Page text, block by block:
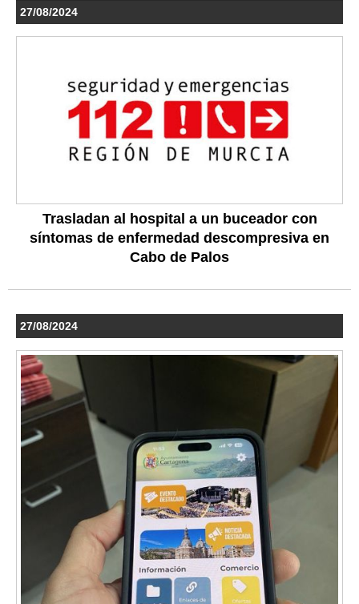
27/08/2024
Trasladan al hospital a un buceador con
síntomas de enfermedad descompresiva en
Cabo de Palos
27/08/2024